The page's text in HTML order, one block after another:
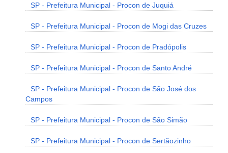
SP - Prefeitura Municipal - Procon de Juquiá
SP - Prefeitura Municipal - Procon de Mogi das Cruzes
SP - Prefeitura Municipal - Procon de Pradópolis
SP - Prefeitura Municipal - Procon de Santo André
SP - Prefeitura Municipal - Procon de São José dos
Campos
SP - Prefeitura Municipal - Procon de São Simão
SP - Prefeitura Municipal - Procon de Sertãozinho